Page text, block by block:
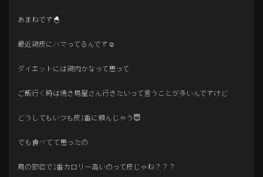
あまねです🐣
最近鶏皮にハマってるんです☺️
ダイエットには鶏肉かなって思って
ご飯行く時は焼き鳥屋さん行きたいって言うことが多いんですけど
どうしてもいつも皮1番に頼んじゃう😇
でも食べてて思ったの
鳥の部位で1番カロリー高いのって皮じゃね？？？